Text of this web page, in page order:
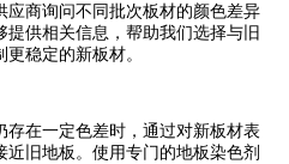
商询问不同批次板材的颜色差异
供相关信息，帮助我们选择与旧
稳定的新板材。
在一定色差时，通过对新板材表
旧地板。使用专门的地板染色剂